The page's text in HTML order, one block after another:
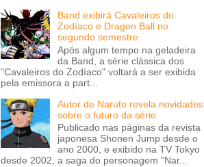
Band exibirá Cavaleiros do
Zodíaco e Dragon Ball no
segundo semestre
Após algum tempo na geladeira
da Band, a série clássica dos
"Cavaleiros do Zodíaco" voltará a ser exibida
pela emissora a part...
Autor de Naruto revela novidades
sobre o futuro da série
Publicado nas páginas da revista
japonesa Shonen Jump desde o
ano 2000, e exibido na TV Tokyo
desde 2002, a saga do personagem "Nar...